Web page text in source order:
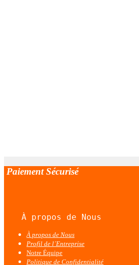
Paiement Sécurisé
À propos de Nous
À propos de Nous
Profil de l´Entreprise
Notre Équipe
Politique de Confidentialité